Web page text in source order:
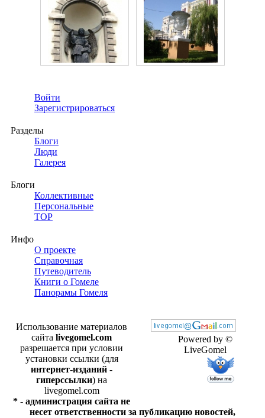
Войти
Зарегистрироваться
Разделы
Блоги
Люди
Галерея
Блоги
Коллективные
Персональные
TOP
Инфо
О проекте
Справочная
Путеводитель
Книги о Гомеле
Панорамы Гомеля
Powered by ©
LiveGomel
Использование материалов
сайта livegomel.com
разрешается при условии
установки ссылки (для
интернет-изданий -
гиперссылки) на
livegomel.com
* - администрация сайта не
несет ответственности за публикацию новостей,